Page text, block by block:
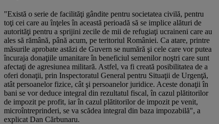
"Există o serie de facilităţi gândite pentru societatea civilă, pentru
toţi cei care au înţeles în această perioadă să se implice alături de
autorităţi pentru a sprijini zecile de mii de refugiaţi ucraineni care au
ales să rămână, până acum, pe teritoriul României. Ca atare, printre
măsurile aprobate astăzi de Guvern se numără şi cele care vor putea
încuraja donaţiile umanitare în beneficiul semenilor noştri care sunt
afectaţi de agresiunea militară. Astfel, va fi creată posibilitatea de a
oferi donaţii, prin Inspectoratul General pentru Situaţii de Urgenţă,
atât persoanelor fizice, cât şi persoanelor juridice. Aceste donaţii în
bani se vor deduce integral din rezultatul fiscal, în cazul plătitorilor
de impozit pe profit, iar în cazul plătitorilor de impozit pe venit,
microîntreprinderi, se va scădea integral din baza impozabilă", a
explicat Dan Cărbunaru.